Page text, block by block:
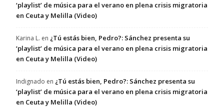
‘playlist’ de música para el verano en plena crisis migratoria
en Ceuta y Melilla (Video)
Karina L. en ¿Tú estás bien, Pedro?: Sánchez presenta su
‘playlist’ de música para el verano en plena crisis migratoria
en Ceuta y Melilla (Video)
Indignado en ¿Tú estás bien, Pedro?: Sánchez presenta su
‘playlist’ de música para el verano en plena crisis migratoria
en Ceuta y Melilla (Video)